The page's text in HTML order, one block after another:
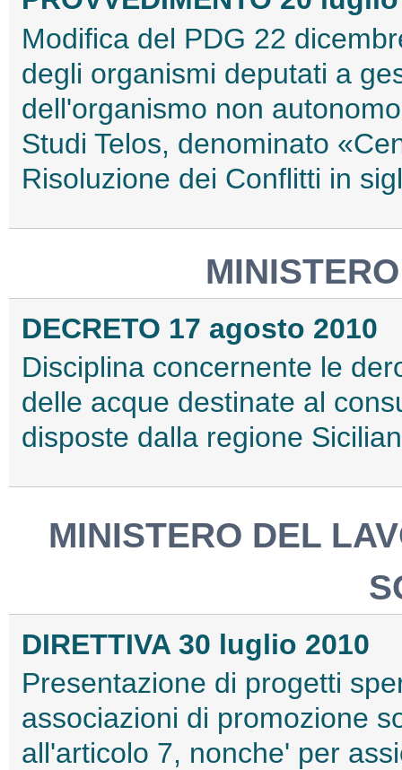
Modifica del PDG 22
degli organismi deputati a
dell'organismo non
Studi Telos, denominato
Risoluzione dei Conflitti in
DECRETO 17 agosto 2010
Disciplina concernente le
delle acque destinate al
disposte dalla regione
MINISTERO DEL
DIRETTIVA 30 luglio 2010
Presentazione di progetti
associazioni di promozione
all'articolo 7, nonche' per